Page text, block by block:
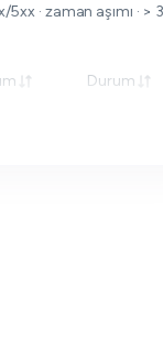
· zaman aşımı · >
Durum